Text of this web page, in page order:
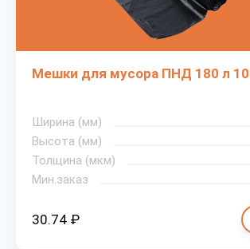
Мешки для мусора ПНД 180 л
Ширина (мм)
Высота (мм)
Толщина (мкм)
Мин.заказ
30.74 ₽